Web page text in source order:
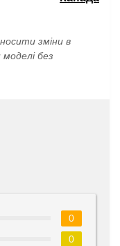
зміни в
без
0
0